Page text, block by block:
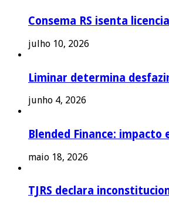
Consema RS isenta
julho 10, 2026
Liminar determina
junho 4, 2026
Blended Finance: impacto
maio 18, 2026
TJRS declara